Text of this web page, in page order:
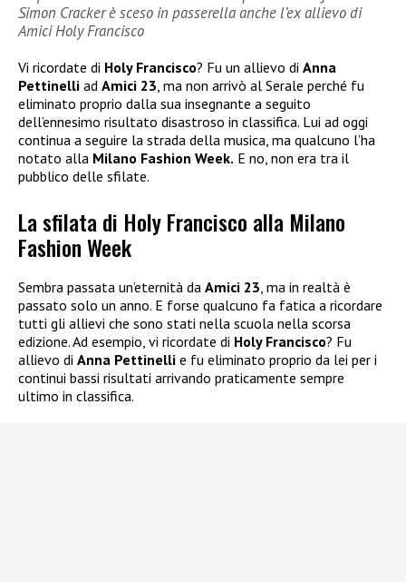
Simon Cracker è sceso in passerella anche l’ex allievo di
Amici Holy Francisco
Vi ricordate di Holy Francisco? Fu un allievo di Anna
Pettinelli ad Amici 23 , ma non arrivò al Serale perché fu
eliminato proprio dalla sua insegnante a seguito
dell’ennesimo risultato disastroso in classifica. Lui ad oggi
continua a seguire la strada della musica, ma qualcuno l’ha
notato alla Milano Fashion Week. E no, non era tra il
pubblico delle sfilate.
La sfilata di Holy Francisco alla Milano
Fashion Week
Sembra passata un’eternità da Amici 23, ma in realtà è
passato solo un anno. E forse qualcuno fa fatica a ricordare
tutti gli allievi che sono stati nella scuola nella scorsa
edizione. Ad esempio, vi ricordate di Holy Francisco? Fu
allievo di Anna Pettinelli e fu eliminato proprio da lei per i
continui bassi risultati arrivando praticamente sempre
ultimo in classifica.